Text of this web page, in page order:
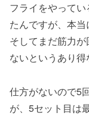
フライをやって
たんですが、本当
そしてまだ筋力
ないというあり得
仕方がないので5
が、5セット目は